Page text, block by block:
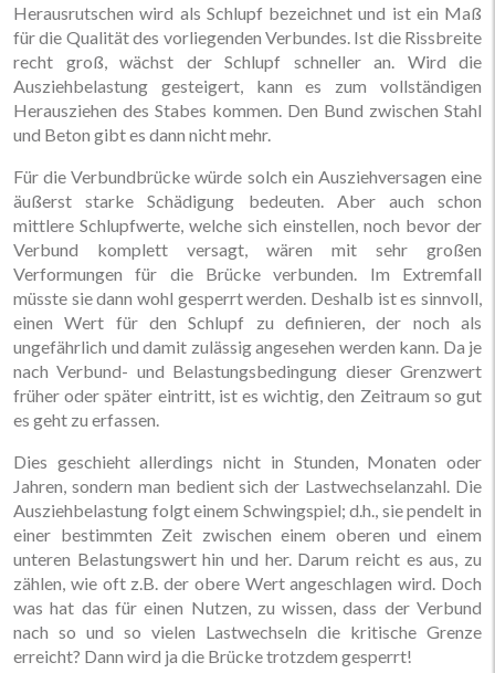
Herausrutschen wird als Schlupf bezeichnet und ist ein Maß
für die Qualität des vorliegenden Verbundes. Ist die Rissbreite
recht groß, wächst der Schlupf schneller an. Wird die
Ausziehbelastung gesteigert, kann es zum vollständigen
Herausziehen des Stabes kommen. Den Bund zwischen Stahl
und Beton gibt es dann nicht mehr.
Für die Verbundbrücke würde solch ein Ausziehversagen eine
äußerst starke Schädigung bedeuten. Aber auch schon
mittlere Schlupfwerte, welche sich einstellen, noch bevor der
Verbund komplett versagt, wären mit sehr großen
Verformungen für die Brücke verbunden. Im Extremfall
müsste sie dann wohl gesperrt werden. Deshalb ist es sinnvoll,
einen Wert für den Schlupf zu definieren, der noch als
ungefährlich und damit zulässig angesehen werden kann. Da je
nach Verbund- und Belastungsbedingung dieser Grenzwert
früher oder später eintritt, ist es wichtig, den Zeitraum so gut
es geht zu erfassen.
Dies geschieht allerdings nicht in Stunden, Monaten oder
Jahren, sondern man bedient sich der Lastwechselanzahl. Die
Ausziehbelastung folgt einem Schwingspiel; d.h., sie pendelt in
einer bestimmten Zeit zwischen einem oberen und einem
unteren Belastungswert hin und her. Darum reicht es aus, zu
zählen, wie oft z.B. der obere Wert angeschlagen wird. Doch
was hat das für einen Nutzen, zu wissen, dass der Verbund
nach so und so vielen Lastwechseln die kritische Grenze
erreicht? Dann wird ja die Brücke trotzdem gesperrt!